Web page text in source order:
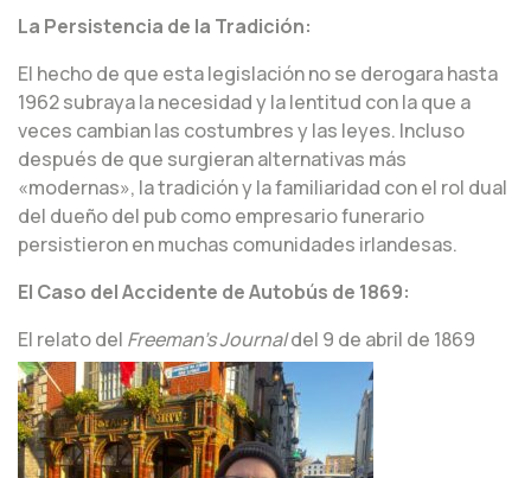
La Persistencia de la Tradición:
El hecho de que esta legislación no se derogara hasta
1962 subraya la necesidad y la lentitud con la que a
veces cambian las costumbres y las leyes. Incluso
después de que surgieran alternativas más
«modernas», la tradición y la familiaridad con el rol dual
del dueño del pub como empresario funerario
persistieron en muchas comunidades irlandesas.
El Caso del Accidente de Autobús de 1869:
El relato del Freeman’s Journaldel 9 de abril de 1869